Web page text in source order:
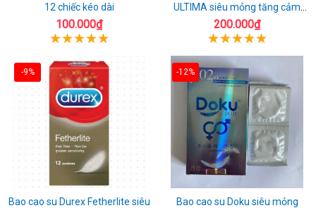
12 chiếc kéo dài
100.000₫
ULTIMA siêu mỏng tăng cảm
giác
200.000₫
-9%
Bao cao su Durex Fetherlite siêu
-12%
Bao cao su Doku siêu mỏng